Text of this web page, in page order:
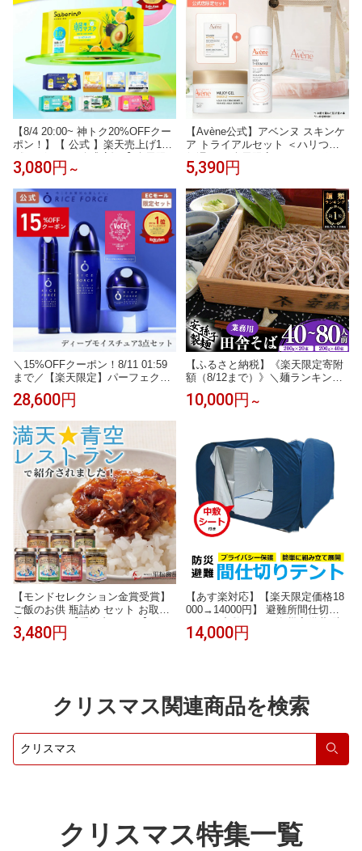
【8/4 20:00~ 神トク20%OFFクー
ポン！】【 公式 】楽天売上げ1位
定 】【 2個セット 】 サボリーノ
新作 朝 夜 朝パック 夜パック マス
ク パック フェイス
3,080円 ～
【Avène公式】アベンヌ スキンケ
ア トライアルセット ＜ハリつや
チ＆おまけ付 | アベンヌ | アベン
ンリッチ / お試し おためし トライ
アル 小型 エイジングケア 敏感肌
保湿
5,390円
＼15%OFFクーポン！8/11 01:59
まで／【楽天限定】パーフェクト
ケアセット | ディープモイスチュ
アローション ディープモイスチュ
アクリーム ミニ洗顔セット付 ラ
イスパワー No.11α 医薬部外品 ラ
イスフォース RICEFORCE 公式
28,600円
【ふるさと納税】《楽天限定寄附
額（8/12まで）》＼麺ランキング1
位／ そば 乾麺 山形 蕎麦 田舎そば
( 選べる 40人前 52人前 80人前 )
人気 大容量 昼食 山形県 国内製造
お取り寄せ ご当地
10,000円 ～
【モンドセレクション金賞受賞】
ご飯のお供 瓶詰め セット お取り
寄せグルメ 【愛知丸ごはん】 佃
煮ジュレ!?選べる6本／単品セット
3,480円
【あす楽対応】【楽天限定価格18
000→14000円】 避難所間仕切り
テント 中敷シート付 災害備蓄 防
災 非常用 豪雨 地震 台風 災害 避
14,000円
クリスマス関連商品を検索
検索
クリスマス特集一覧